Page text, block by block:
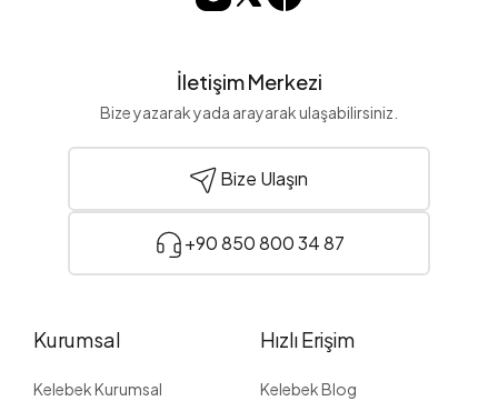
İletişim Merkezi
Bize yazarak yada arayarak ulaşabilirsiniz.
Bize Ulaşın
+90 850 800 34 87
Kurumsal
Kelebek Kurumsal
Hızlı Erişim
Kelebek Blog